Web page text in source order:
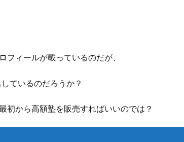
フィールが載っているのだが、
ているのだろうか？
初から高額塾を販売すればいいのでは？